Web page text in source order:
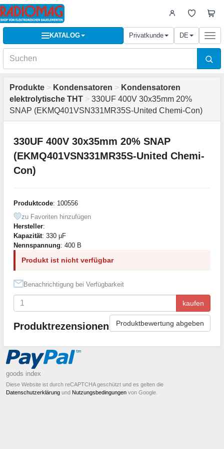
KATALOG Privatkunde DE
Produkte > Kondensatoren > Kondensatoren
elektrolytische THT > 330UF 400V 30x35mm 20%
SNAP (EKMQ401VSN331MR35S-United Chemi-Con)
330UF 400V 30x35mm 20% SNAP
(EKMQ401VSN331MR35S-United Chemi-
Con)
Produktcode: 100556
zu Favoriten hinzufügen
Hersteller:
Kapazität: 330 µF
Nennspannung: 400 В
Produkt ist nicht verfügbar
Benachrichtigung bei Verfügbarkeit
kaufen
Produktrezensionen Produktbewertung abgeben
goods index
Diese Website ist durch reCAPTCHA geschützt und es gelten die
Datenschutzerklärung und Nutzungsbedingungen von Google.